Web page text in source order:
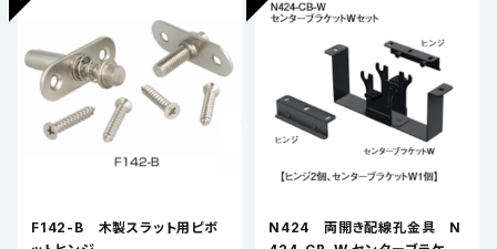
F142-B 木製スラット用ピボ
N424 両開き配線孔金具 N